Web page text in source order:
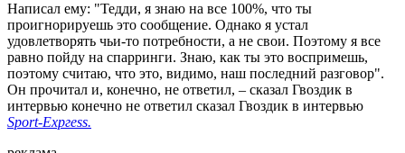
Написал ему: "Тедди, я знаю на все 100%, что ты
проигнорируешь это сообщение. Однако я устал
удовлетворять чьи-то потребности, а не свои. Поэтому я все
равно пойду на спарринги. Знаю, как ты это воспримешь,
поэтому считаю, что это, видимо, наш последний разговор".
Он прочитал и, конечно, не ответил, – сказал Гвоздик в
интервью конечно не ответил сказал Гвоздик в интервью
Sport-Ехргеѕѕ.